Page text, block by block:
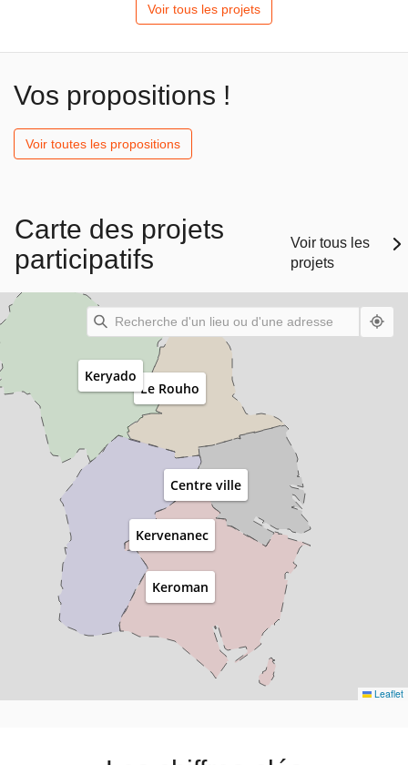
Voir tous les projets
Vos propositions !
Voir toutes les propositions
Carte des projets
participatifs
Voir tous les
projets
Le Rouho
Centre ville
Keroman
Kervenanec
Keryado
Leaflet